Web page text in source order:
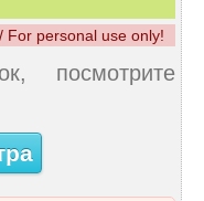
For personal use only!
посмотрите